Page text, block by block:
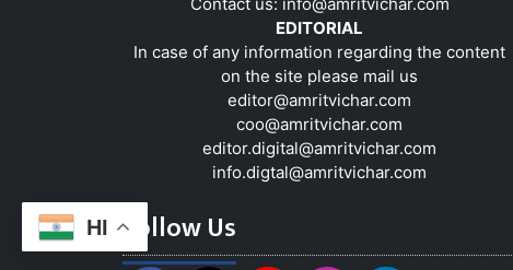
HI
EDITORIAL
In case of any information regarding the content
on the site please mail us
editor@amritvichar.com
coo@amritvichar.com
editor.digital@amritvichar.com
info.digtal@amritvichar.com
Follow Us